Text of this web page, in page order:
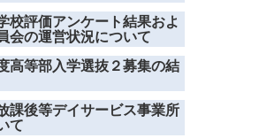
校評価アンケート結果およ
会の運営状況について
高等部入学選抜２募集の結
課後等デイサービス事業所
て